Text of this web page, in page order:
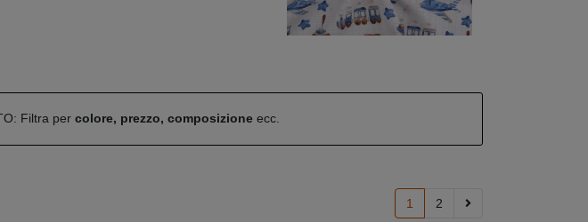
Filtra per colore, prezzo, composizioneecc.
1 2